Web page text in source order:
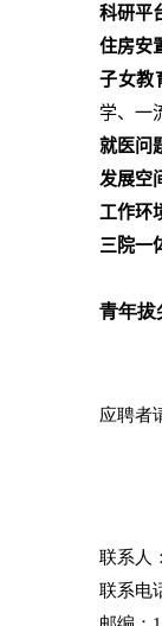
科研平
住房安
子女教
学、一
就医问
发展空
工作环
三院一
青年拔
应聘者
联系人
联系电